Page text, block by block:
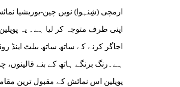
ارمچی (شِنہوا) نویں چین-یوریشیا
اپنی طرف متوجہ کر لیا ہے۔ یہ
اجاگر کرنے کے ساتھ ساتھ بیلٹ
ہے۔رنگ برنگے ہاتھ کے بنے